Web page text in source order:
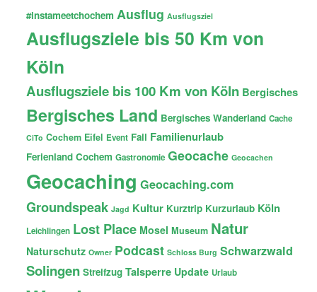
#instameetchochem Ausflug Ausflugsziel
Ausflugsziele bis 50 Km von
Köln
Ausflugsziele bis 100 Km von Köln Bergisches
Bergisches Land Bergisches Wanderland Cache
CiTo Cochem Eifel Event Fail Familienurlaub
Ferienland Cochem Gastronomie Geocache Geocachen
Geocaching Geocaching.com
Groundspeak Jagd Kultur Kurztrip Kurzurlaub Köln
Leichlingen Lost Place Mosel Museum Natur
Naturschutz Owner Podcast Schloss Burg Schwarzwald
Solingen Streifzug Talsperre Update Urlaub